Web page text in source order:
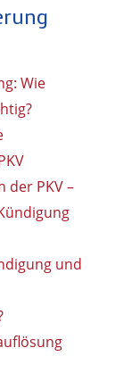
Wie
der PKV –
und